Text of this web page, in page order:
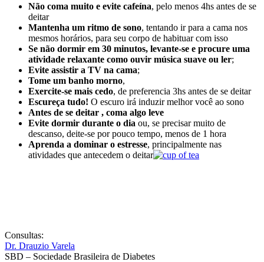
Não coma muito e evite cafeína, pelo menos 4hs antes de se
deitar
Mantenha um ritmo de sono, tentando ir para a cama nos
mesmos horários, para seu corpo de habituar com isso
Se não dormir em 30 minutos, levante-se e procure uma
atividade relaxante como ouvir música suave ou ler;
Evite assistir a TV na cama;
Tome um banho morno,
Exercite-se mais cedo, de preferencia 3hs antes de se deitar
Escureça tudo! O escuro irá induzir melhor você ao sono
Antes de se deitar , coma algo leve
Evite dormir durante o dia ou, se precisar muito de
descanso, deite-se por pouco tempo, menos de 1 hora
Aprenda a dominar o estresse, principalmente nas
atividades que antecedem o deitar
Consultas:
Dr. Drauzio Varela
SBD – Sociedade Brasileira de Diabetes